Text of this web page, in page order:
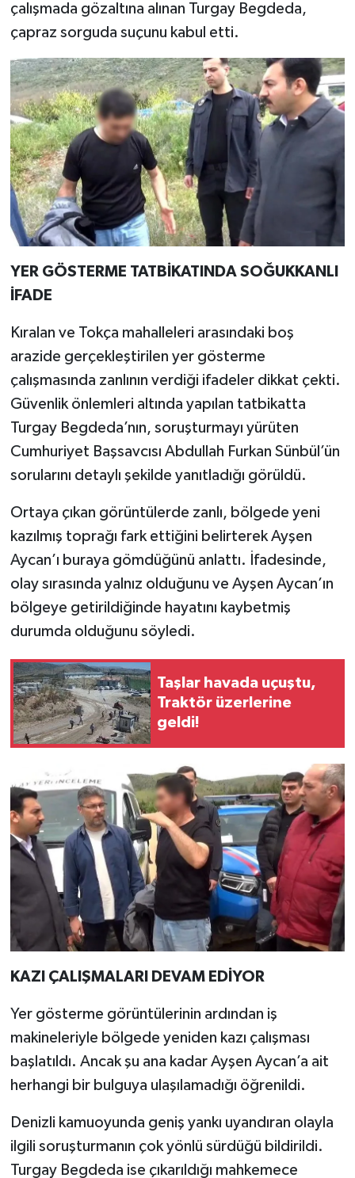
çalışmada gözaltına alınan Turgay Begdeda,
çapraz sorguda suçunu kabul etti.
YER GÖSTERME TATBİKATINDA SOĞUKKANLI
İFADE
Kıralan ve Tokça mahalleleri arasındaki boş
arazide gerçekleştirilen yer gösterme
çalışmasında zanlının verdiği ifadeler dikkat çekti.
Güvenlik önlemleri altında yapılan tatbikatta
Turgay Begdeda’nın, soruşturmayı yürüten
Cumhuriyet Başsavcısı Abdullah Furkan Sünbül’ün
sorularını detaylı şekilde yanıtladığı görüldü.
Ortaya çıkan görüntülerde zanlı, bölgede yeni
kazılmış toprağı fark ettiğini belirterek Ayşen
Aycan’ı buraya gömdüğünü anlattı. İfadesinde,
olay sırasında yalnız olduğunu ve Ayşen Aycan’ın
bölgeye getirildiğinde hayatını kaybetmiş
durumda olduğunu söyledi.
Taşlar havada uçuştu,
Traktör üzerlerine
geldi!
KAZI ÇALIŞMALARI DEVAM EDİYOR
Yer gösterme görüntülerinin ardından iş
makineleriyle bölgede yeniden kazı çalışması
başlatıldı. Ancak şu ana kadar Ayşen Aycan’a ait
herhangi bir bulguya ulaşılamadığı öğrenildi.
Denizli kamuoyunda geniş yankı uyandıran olayla
ilgili soruşturmanın çok yönlü sürdüğü bildirildi.
Turgay Begdeda ise çıkarıldığı mahkemece